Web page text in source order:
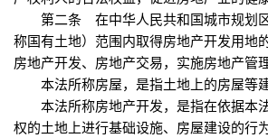
第二条 在中华人民共和国城市规划区
称国有土地）范围内取得房地产开发用地
房地产开发、房地产交易，实施房地产管
本法所称房屋，是指土地上的房屋等建
本法所称房地产开发，是指在依据本
权的土地上进行基础设施、房屋建设的